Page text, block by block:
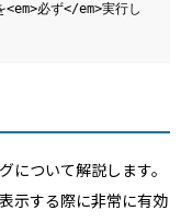
必ず</em>実行し
について解説します。
示する際に非常に有効